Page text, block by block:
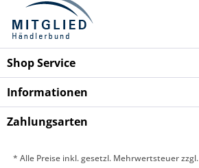
Shop Service
Informationen
Zahlungsarten
* Alle Preise inkl. gesetzl. Mehrwertsteuer zzgl.